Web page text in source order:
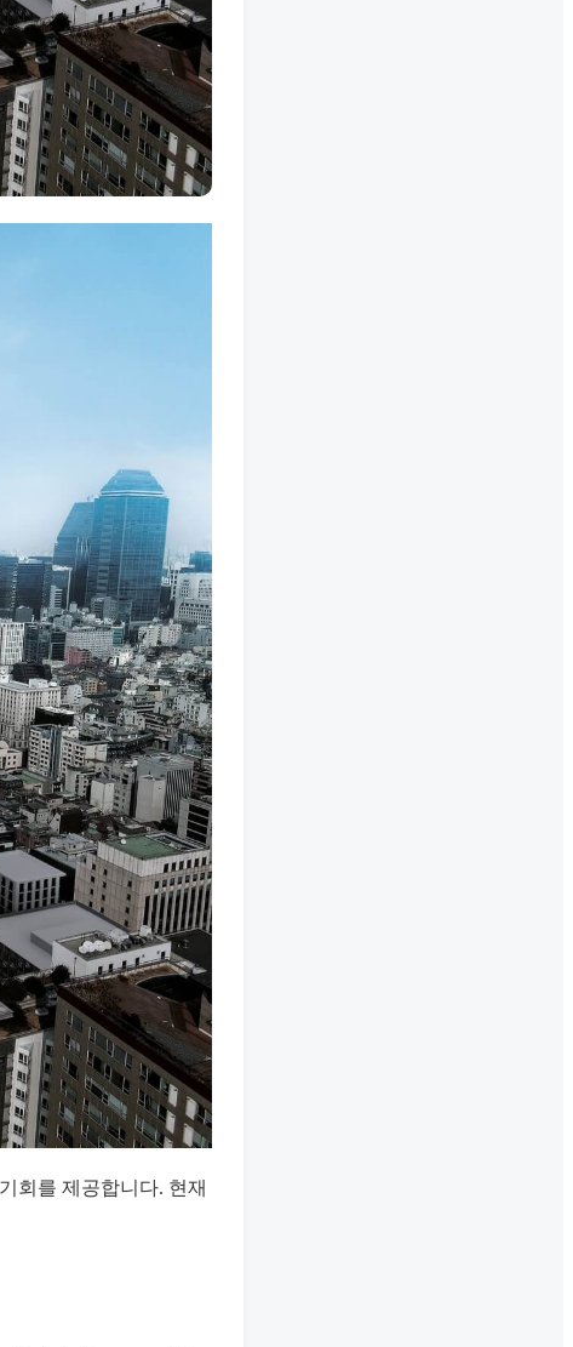
회를 제공합니다. 현재